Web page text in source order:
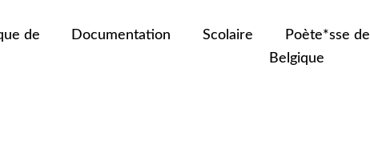
de
Documentation Scolaire
Poète*sse de
Belgique